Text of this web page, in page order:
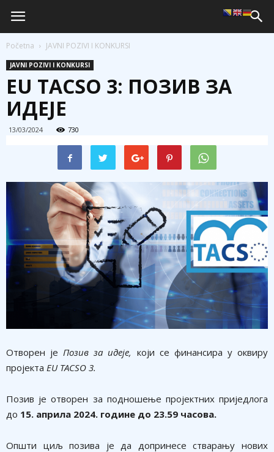
Početna JAVNI POZIVI I KONKURSI
JAVNI POZIVI I KONKURSI
EU TACSO 3: ПОЗИВ ЗА
ИДЕЈЕ
13/03/2024 730
Oтворен je Позив за идеје, који се финансира у оквиру
пројекта EU TACSO 3.
Позив је отворен за подношење пројектних приједлога
до 15. априла 2024. године до 23.59 часова.
Општи циљ позива је да допринесе стварању нових